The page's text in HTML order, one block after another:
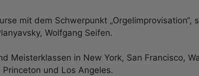
mit dem Schwerpunkt „Orgelimprovisation“,
Wolfgang Seifen.
Meisterklassen in New York, San Francisco,
und Los Angeles.